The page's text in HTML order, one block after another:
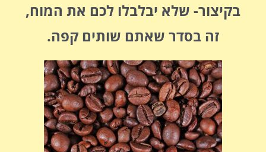
בקיצור- שלא יבלבלו לכם את המוח,
זה בסדר שאתם שותים קפה.